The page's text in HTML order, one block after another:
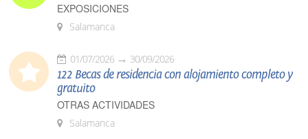
EXPOSICIONES
Salamanca
01/07/2026 30/09/2026
122 Becas de residencia con alojamiento completo y
gratuito
OTRAS ACTIVIDADES
Salamanca